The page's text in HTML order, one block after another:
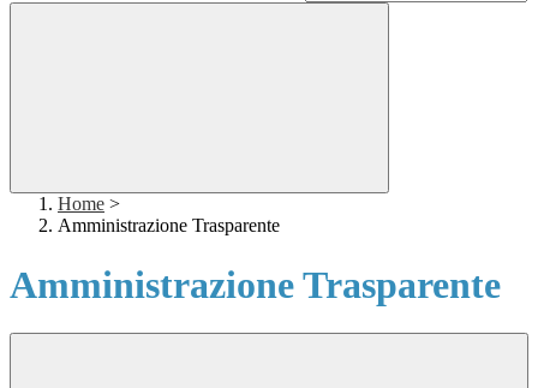
Home >
Amministrazione Trasparente
Amministrazione Trasparente